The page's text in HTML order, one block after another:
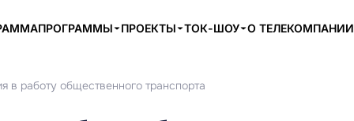
ПРОГРАММЫ ПРОЕКТЫ ТОК-ШОУ О ТЕЛЕКОМПАНИИ
в работу общественного транспорта